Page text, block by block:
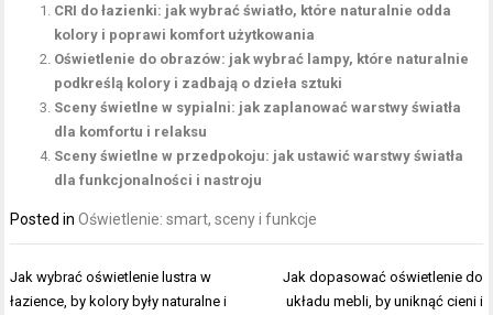
CRI do łazienki: jak wybrać światło, które naturalnie odda
kolory i poprawi komfort użytkowania
Oświetlenie do obrazów: jak wybrać lampy, które naturalnie
podkreślą kolory i zadbają o dzieła sztuki
Sceny świetlne w sypialni: jak zaplanować warstwy światła
dla komfortu i relaksu
Sceny świetlne w przedpokoju: jak ustawić warstwy światła
dla funkcjonalności i nastroju
Posted inOświetlenie: smart, sceny i funkcje
Nawigacja
wpisu
Jak wybrać oświetlenie lustra w
łazience, by kolory były naturalne i
Jak dopasować oświetlenie do
układu mebli, by uniknąć cieni i